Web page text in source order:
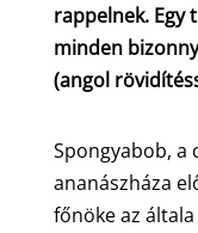
rappelnek. Egy
minden
(angol
Spongyabob, a
ananászháza
főnöke az